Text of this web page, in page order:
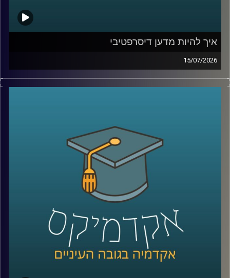
איך להיות מדען דיסרפטיבי
15/07/2026
הרבה מההמצאות שאנחנו מכירים התחילו בכלל מטעות.
פניצילין שנולד מצלחת פטרי שהתמלאה עובש, פוסט־איט
רדאר, וארטיק שנולד כשילד שכח בחוץ כוס עם משקה ומקל
ערבוב בלילה קר.
על פניו, כל אלה נשמעים כמו מזל. אבל אולי זו רק חצי
מהתמונה. כי הרבה אנשים נתקלים בטעויות, בכישלונות
ובדברים לא צפויים, והשאלה היא מי יודע לעצור, להסתכל
עליהם אחרת, ולהפוך אותם לפריצת דרך.
האורח שלנו היום הוא מוטי שטנר, יזם סדרתי, משקיע ומרצה
באוניברסיטת רייכמן. יחד עם אחיו, פרופ׳ אורי שטנר, הוא כתב
את הספר “איך להיות מדען דיסרפטיבי”, שמנסה לשאול האם
פריצות דרך הן באמת עניין של גאונות ומזל, או שאפשר לפתח
צורת חשיבה, ואולי אפילו שיטה, שמגדילה את הסיכוי לזהות
שאלות גדולות, לערער על הנחות יסוד ולפרוץ את גבולות הידע